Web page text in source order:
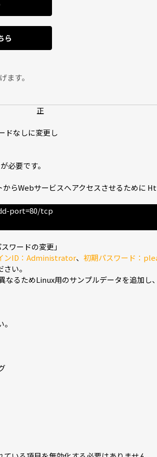
ら
ます。
正
ドなしに変更し
必要です。
らWebサービスへアクセスさせるために
port=80/tcp
ワードの変更」
ンID：Administrator、 初期パスワード：
い。
なるためLinux用のサンプルデータを追加し